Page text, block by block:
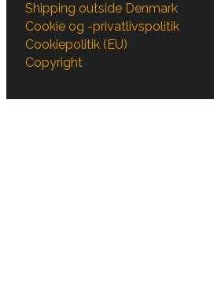
Shipping outside Denmark
Cookie og -privatlivspolitik
Cookiepolitik (EU)
Copyright